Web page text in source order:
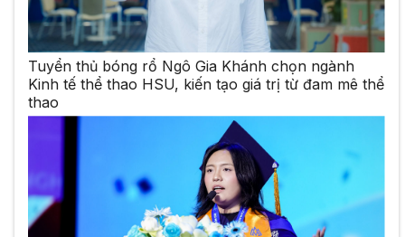
Tuyển thủ bóng rổ Ngô Gia Khánh chọn ngành
Kinh tế thể thao HSU, kiến tạo giá trị từ đam mê thể
thao